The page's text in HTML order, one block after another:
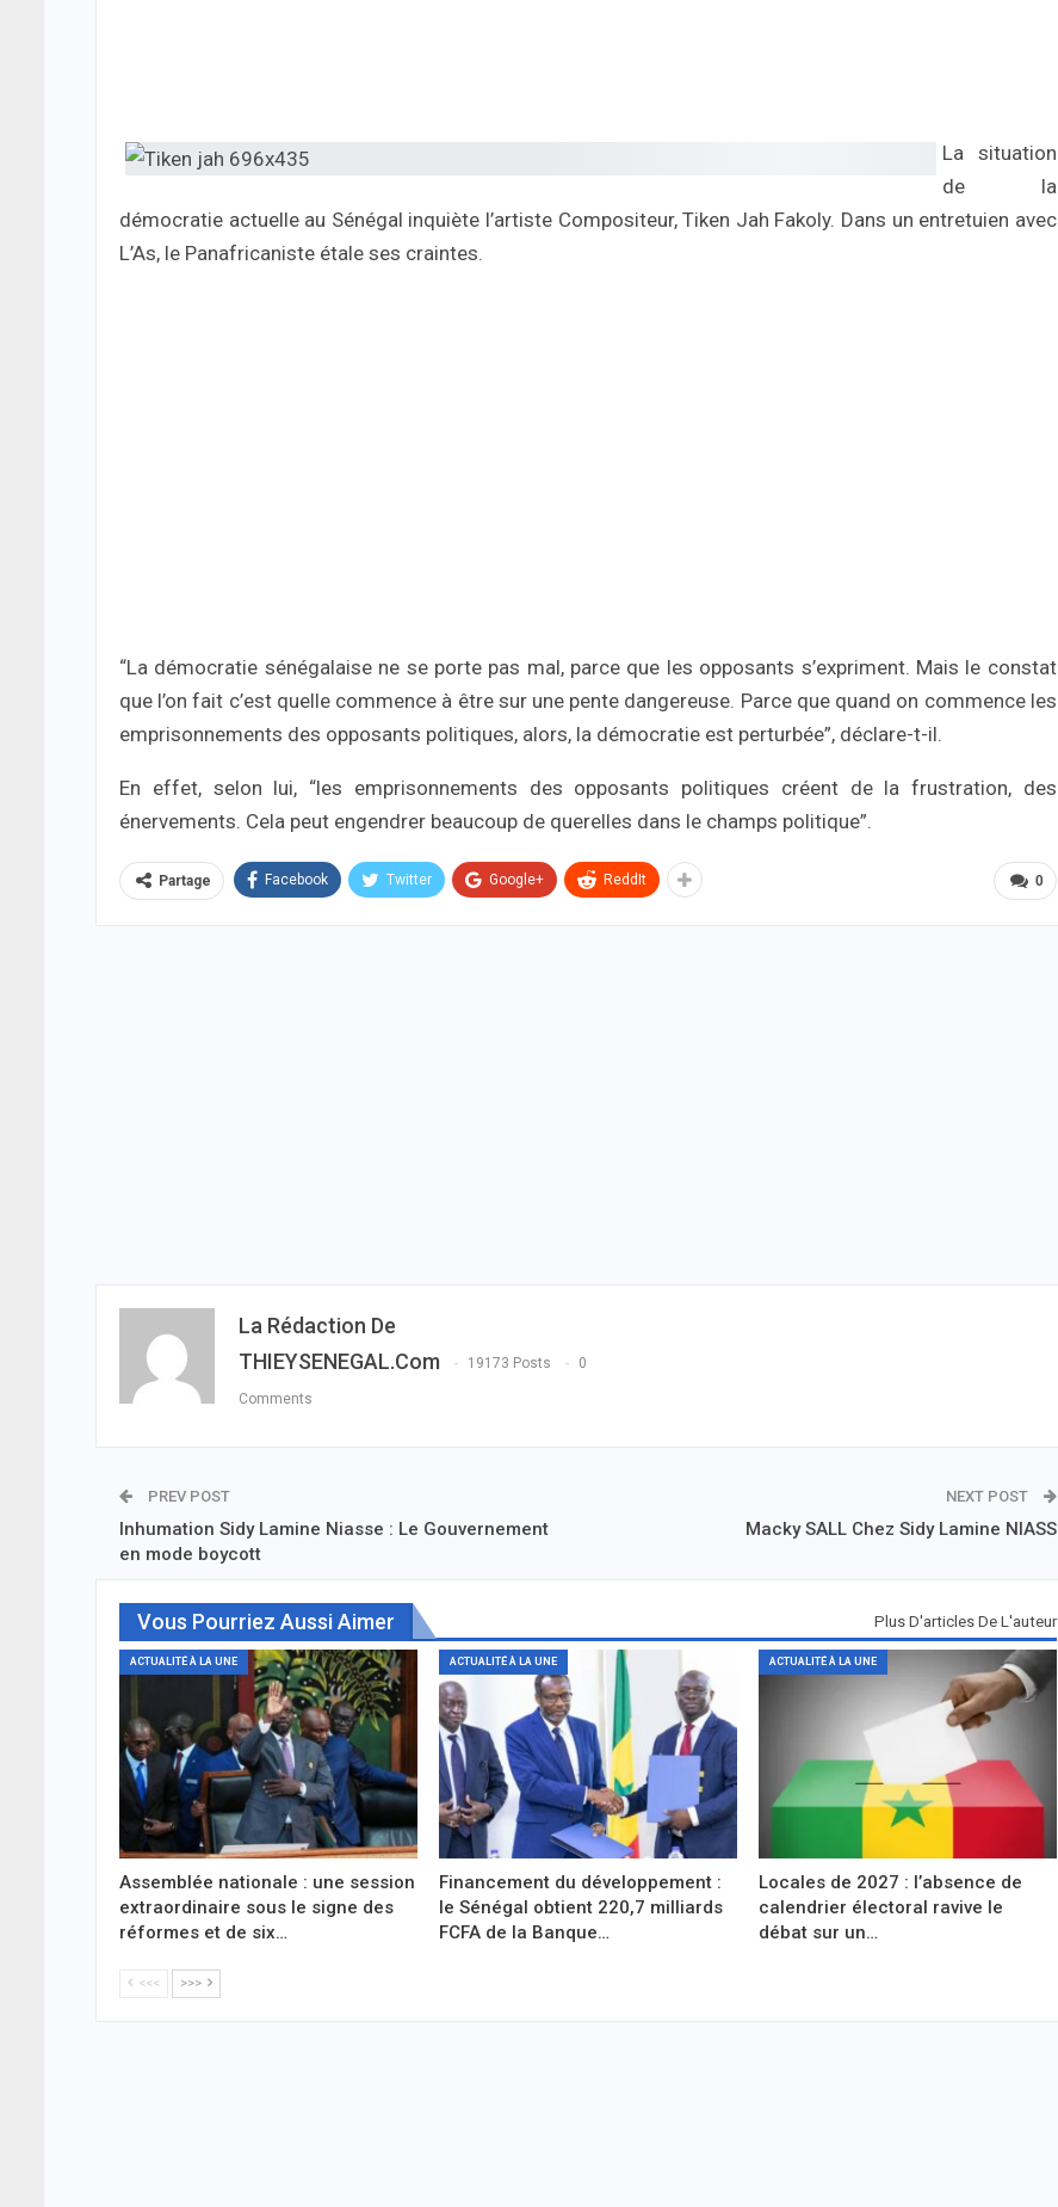
La situation
de la
démocratie actuelle au Sénégal inquiète l’artiste Compositeur, Tiken Jah Fakoly. Dans un entretuien avec
L’As, le Panafricaniste étale ses craintes.
“La démocratie sénégalaise ne se porte pas mal, parce que les opposants s’expriment. Mais le constat
que l’on fait c’est quelle commence à être sur une pente dangereuse. Parce que quand on commence les
emprisonnements des opposants politiques, alors, la démocratie est perturbée”, déclare-t-il.
En effet, selon lui, “les emprisonnements des opposants politiques créent de la frustration, des
énervements. Cela peut engendrer beaucoup de querelles dans le champs politique”.
0
Partage Facebook Twitter Google+ ReddIt
La Rédaction De
THIEYSENEGAL.com
19173 Posts 0
Comments
PREV POST
Inhumation Sidy Lamine Niasse : Le Gouvernement
en mode boycott
NEXT POST
Macky SALL Chez Sidy Lamine NIASS
Vous Pourriez Aussi Aimer Plus D'articles De L'auteur
ACTUALITÉ À LA UNE
Assemblée nationale : une session
extraordinaire sous le signe des
réformes et de six…
ACTUALITÉ À LA UNE
Financement du développement :
le Sénégal obtient 220,7 milliards
FCFA de la Banque…
ACTUALITÉ À LA UNE
Locales de 2027 : l’absence de
calendrier électoral ravive le
débat sur un…
<<< >>>